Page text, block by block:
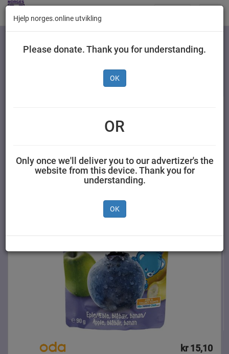
Kategorier
Blåbær og Banan 90 g
kr 15,10
Hjelp norges.online utvikling
Please donate. Thank you for understanding.
OK
OR
Only once we'll deliver you to our advertizer's the
website from this device. Thank you for
understanding.
OK